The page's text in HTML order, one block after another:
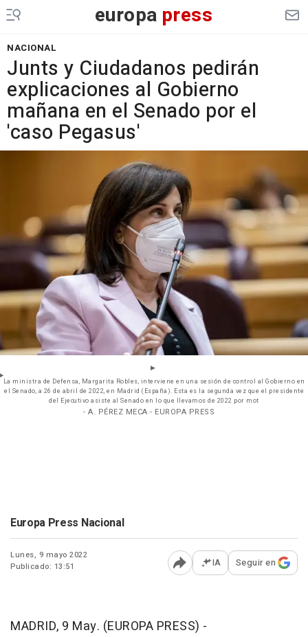
europa press
NACIONAL
Junts y Ciudadanos pedirán
explicaciones al Gobierno
mañana en el Senado por el
'caso Pegasus'
La ministra de Defensa, Margarita Robles, interviene en una sesión de control al Gobierno en
el Senado, a 26 de abril de 2022, en Madrid (España). Esta es la segunda vez que el presidente
del Ejecutivo asiste al Senado en lo que llevamos de 2022 por mot
- A. PÉREZ MECA - EUROPA PRESS
Europa Press Nacional
Lunes, 9 mayo 2022
Publicado: 13:51
Abrir opciones para
IA Seguir en
MADRID, 9 May. (EUROPA PRESS) -